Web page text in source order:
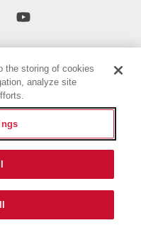
All rights reserved.
the storing of cookies
analyze site